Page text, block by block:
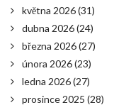
května 2026(31)
dubna 2026(24)
března 2026(27)
února 2026(23)
ledna 2026(27)
prosince 2025 (28)